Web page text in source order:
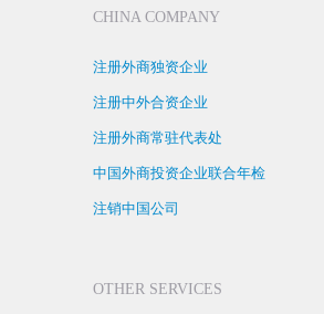
CHINA COMPANY
注册外商独资企业
注册中外合资企业
注册外商常驻代表处
中国外商投资企业联合年检
注销中国公司
OTHER SERVICES